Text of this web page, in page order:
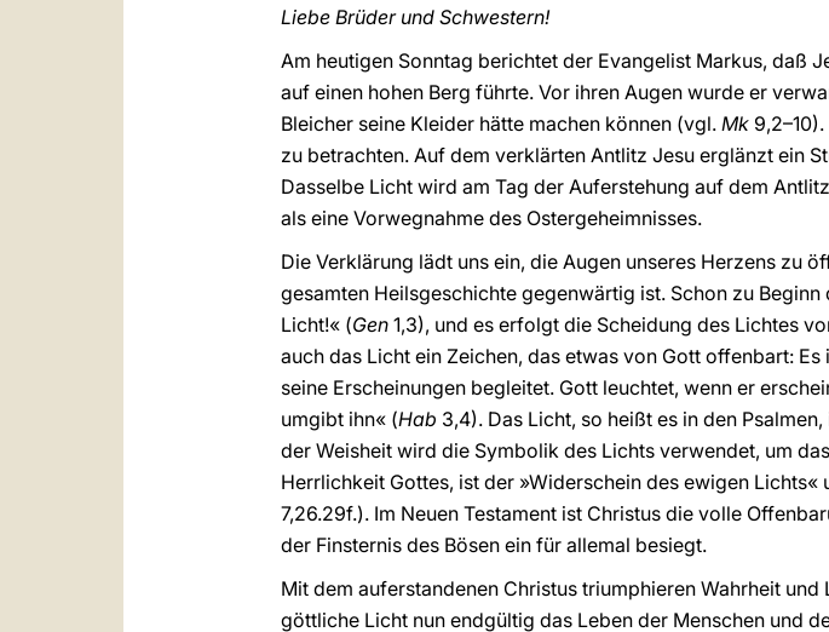
Liebe Brüder und Schwestern!
Am heutigen Sonntag berichtet der Evangelist Markus, daß
auf einen hohen Berg führte. Vor ihren Augen wurde er
Bleicher seine Kleider hätte machen können (vgl. Mk
zu betrachten. Auf dem verklärten Antlitz Jesu erglänzt ein
Dasselbe Licht wird am Tag der Auferstehung auf dem
als eine Vorwegnahme des Ostergeheimnisses.
Die Verklärung lädt uns ein, die Augen unseres Herzens zu
gesamten Heilsgeschichte gegenwärtig ist. Schon zu
Licht!« (Gen 1,3), und es erfolgt die Scheidung des Lichtes
auch das Licht ein Zeichen, das etwas von Gott offenbart:
seine Erscheinungen begleitet. Gott leuchtet, wenn er
umgibt ihn« (Hab 3,4). Das Licht, so heißt es in den
der Weisheit wird die Symbolik des Lichts verwendet, um
Herrlichkeit Gottes, ist der »Widerschein des ewigen
7,26.29f.). Im Neuen Testament ist Christus die volle
der Finsternis des Bösen ein für allemal besiegt.
Mit dem auferstandenen Christus triumphieren Wahrheit
göttliche Licht nun endgültig das Leben der Menschen und